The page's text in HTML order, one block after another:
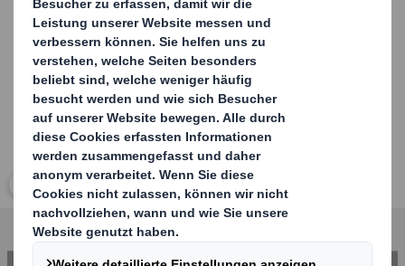
Carousel. Use previous and next buttons to move
Klicken Sie zum Vergrößern des Bildes